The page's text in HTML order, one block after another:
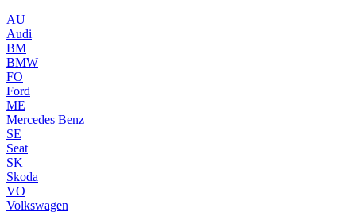
AU
Audi
BM
BMW
FO
Ford
ME
Mercedes Benz
SE
Seat
SK
Skoda
VO
Volkswagen